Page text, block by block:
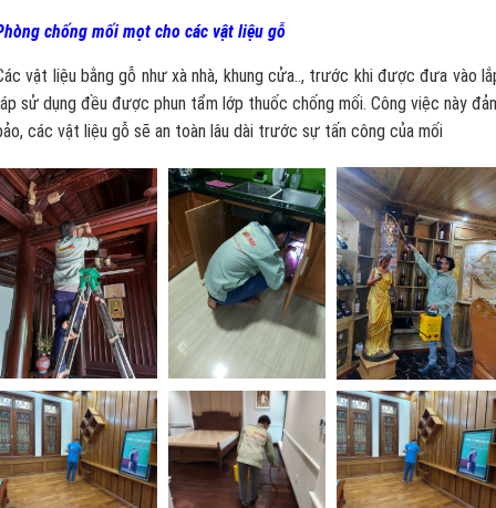
chống mối mọt cho các vật liệu gỗ
vật liệu bằng gỗ như xà nhà, khung cửa.., trước khi được đưa vào
sử dụng đều được phun tẩm lớp thuốc chống mối. Công việc này
các vật liệu gỗ sẽ an toàn lâu dài trước sự tấn công của mối